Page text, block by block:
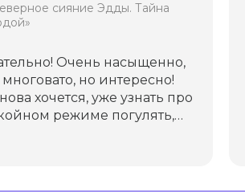
сияние Эдды. Тайна
Очень насыщенно,
но интересно!
хочется, уже узнать про
режиме погулять,
леса)
в Telegram